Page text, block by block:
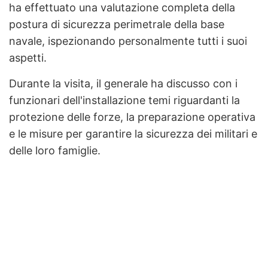
ha effettuato una valutazione completa della
postura di sicurezza perimetrale della base
navale, ispezionando personalmente tutti i suoi
aspetti.
Durante la visita, il generale ha discusso con i
funzionari dell'installazione temi riguardanti la
protezione delle forze, la preparazione operativa
e le misure per garantire la sicurezza dei militari e
delle loro famiglie.